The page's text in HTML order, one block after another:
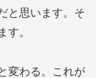
と思います。そ
す。
変わる。これが